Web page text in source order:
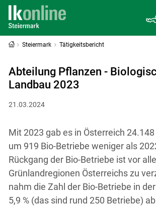
Steiermark Tätigkeitsbericht
Abteilung Pflanzen -
Landbau 2023
21.03.2024
Mit 2023 gab es in Österreich
um 919 Bio-Betriebe weniger als
Rückgang der Bio-Betriebe ist vor
Grünlandregionen Österreichs zu
nahm die Zahl der Bio-Betriebe in
5,9 % (das sind rund 250 Betriebe)